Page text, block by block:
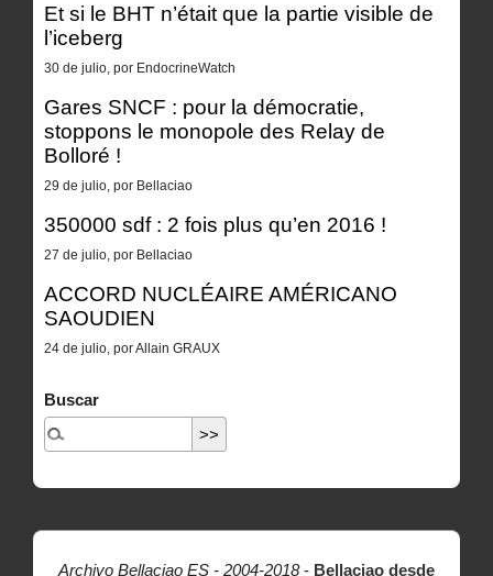
Et si le BHT n’était que la partie visible de
l’iceberg
30 de julio, por EndocrineWatch
Gares SNCF : pour la démocratie,
stoppons le monopole des Relay de
Bolloré !
29 de julio, por Bellaciao
350000 sdf : 2 fois plus qu’en 2016 !
27 de julio, por Bellaciao
ACCORD NUCLÉAIRE AMÉRICANO
SAOUDIEN
24 de julio, por Allain GRAUX
Buscar
Archivo Bellaciao ES - 2004-2018- Bellaciao desde